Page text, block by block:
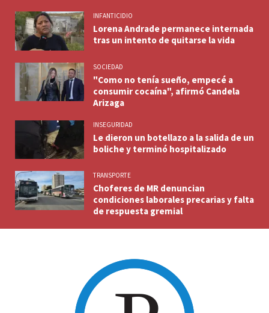
INFANTICIDIO
Lorena Andrade permanece internada
tras un intento de quitarse la vida
SOCIEDAD
"Como no tenía sueño, empecé a
consumir cocaína", afirmó Candela
Arizaga
INSEGURIDAD
Le dieron un botellazo a la salida de un
boliche y terminó hospitalizado
TRANSPORTE
Choferes de MR denuncian
condiciones laborales precarias y falta
de respuesta gremial